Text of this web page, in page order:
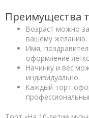
Преимущества
Возраст можно
вашему желанию.
Имя,
оформление
Начинку и вес
индивидуально.
Каждый торт